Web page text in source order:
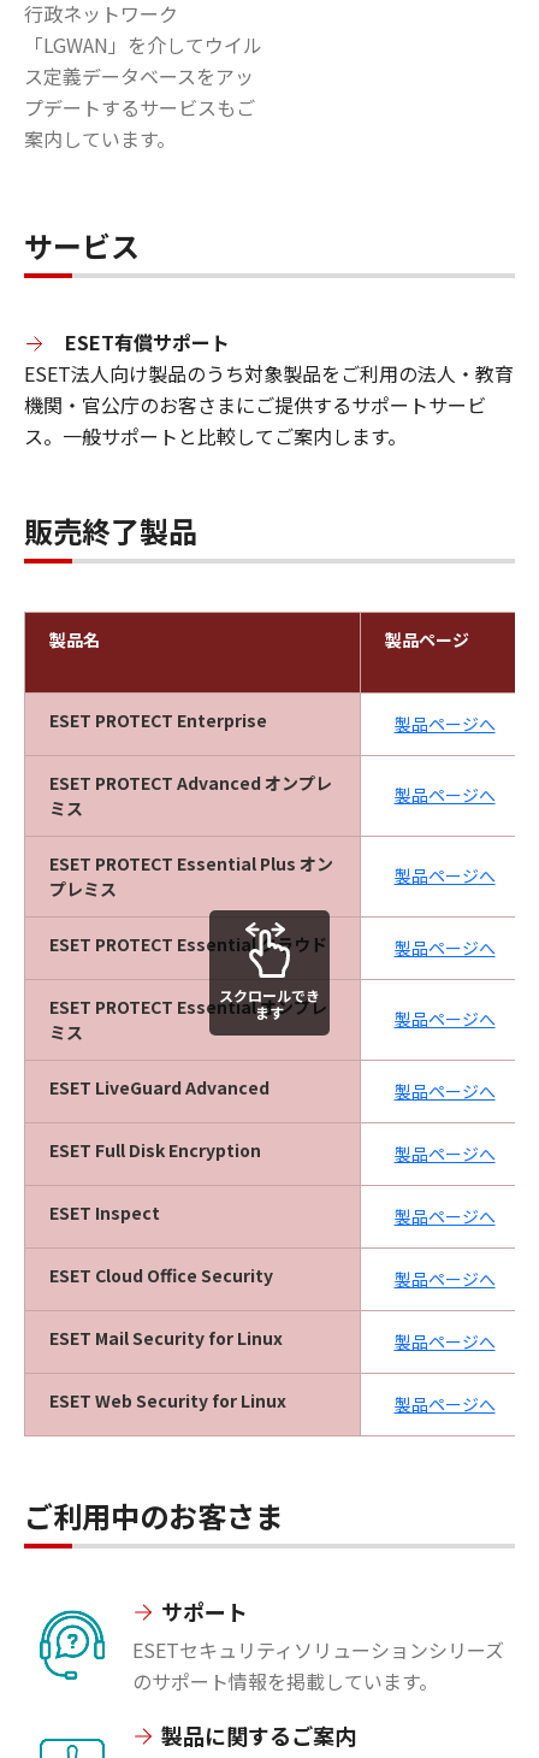
行政ネットワーク
「LGWAN」を介してウイル
ス定義データベースをアッ
プデートするサービスもご
案内しています。
サービス
ESET有償サポート
ESET法人向け製品のうち対象製品をご利用の法人・教育
機関・官公庁のお客さまにご提供するサポートサービ
ス。一般サポートと比較してご案内します。
販売終了製品
製品名 製品ページ
ESET PROTECT Enterprise 製品ページへ
ESET PROTECT Advanced オンプレ
ミス
製品ページへ
ESET PROTECT Essential Plus オン
プレミス
製品ページへ
ESET PROTECT Essential クラウド 製品ページへ
ESET PROTECT Essential オンプレ
ミス
製品ページへ
ESET LiveGuard Advanced 製品ページへ
ESET Full Disk Encryption 製品ページへ
ESET Inspect 製品ページへ
ESET Cloud Office Security 製品ページへ
ESET Mail Security for Linux 製品ページへ
ESET Web Security for Linux 製品ページへ
スクロールでき
ます
ご利用中のお客さま
サポート
ESETセキュリティソリューションシリーズ
のサポート情報を掲載しています。
製品に関するご案内